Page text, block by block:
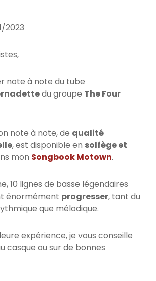
2023
note à note du tube
du groupe The Four
note à note, de qualité
, est disponible en solfège et
mon Songbook Motown.
10 lignes de basse légendaires
énormément progresser, tant du
que mélodique.
expérience, je vous conseille
casque ou sur de bonnes